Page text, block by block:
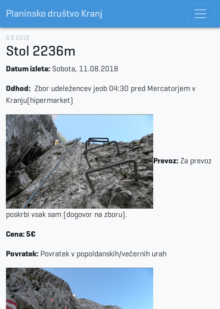
Planinsko društvo Kranj
8.8.2018
Stol 2236m
Datum izleta: Sobota, 11.08.2018
Odhod: Zbor udeležencev jeob 04:30 pred Mercatorjem v
Kranju(hipermarket)
Prevoz: Za prevoz
poskrbi vsak sam (dogovor na zboru).
Cena: 5€
Povratek: Povratek v popoldanskih/večernih urah